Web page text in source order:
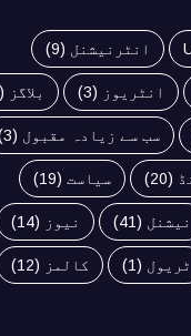
انٹرنیشنل (9)
انٹریوز (3) بلاگز (12)
سب سے زیادہ مقبول (3)
(20) سیاست (19)
نیشنل (41) نیوز (14)
ٹریول (1) کالمز (12)